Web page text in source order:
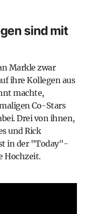
sind mit
Markle zwar
ihre Kollegen aus
machte,
Co-Stars
Drei von ihnen,
und Rick
in der "Today"-
Hochzeit.